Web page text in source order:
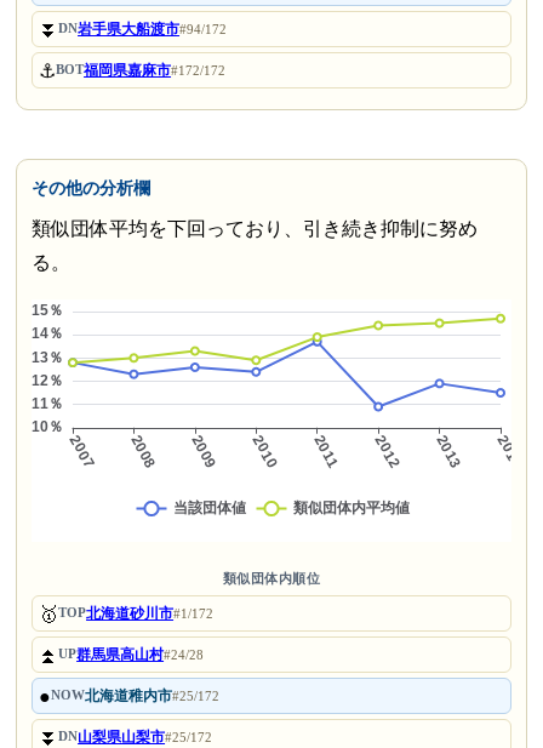
⏬DN岩手県大船渡市#94/172
⚓BOT福岡県嘉麻市#172/172
その他の分析欄
類似団体平均を下回っており、引き続き抑制に努め
る。
類似団体内順位
🥇TOP北海道砂川市#1/172
⏫UP群馬県高山村#24/28
●NOW北海道稚内市#25/172
⏬DN山梨県山梨市#25/172